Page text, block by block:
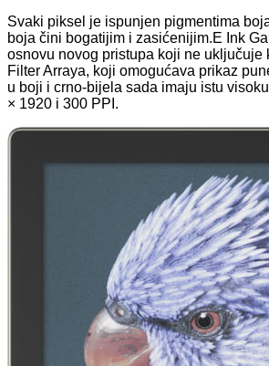
Svaki piksel je ispunjen pigmentima
boja čini bogatijim i zasićenijim.E Ink
osnovu novog pristupa koji ne uključuje
Filter Arraya, koji omogućava prikaz
u boji i crno-bijela sada imaju istu
× 1920 i 300 PPI.